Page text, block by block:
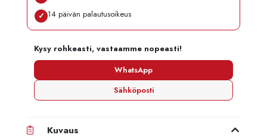
✓ 14 päivän palautusoikeus
Kysy rohkeasti, vastaamme nopeasti!
WhatsApp
Sähköposti
Kuvaus